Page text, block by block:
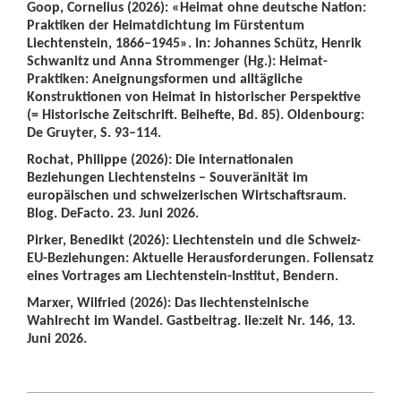
Goop, Cornelius (2026): «Heimat ohne deutsche Nation:
Praktiken der Heimatdichtung im Fürstentum
Liechtenstein, 1866–1945». In: Johannes Schütz, Henrik
Schwanitz und Anna Strommenger (Hg.): Heimat-
Praktiken: Aneignungsformen und alltägliche
Konstruktionen von Heimat in historischer Perspektive
(= Historische Zeitschrift. Beihefte, Bd. 85). Oldenbourg:
De Gruyter, S. 93–114.
Rochat, Philippe (2026): Die internationalen
Beziehungen Liechtensteins – Souveränität im
europäischen und schweizerischen Wirtschaftsraum.
Blog. DeFacto. 23. Juni 2026.
Pirker, Benedikt (2026): Liechtenstein und die Schweiz-
EU-Beziehungen: Aktuelle Herausforderungen. Foliensatz
eines Vortrages am Liechtenstein-Institut, Bendern.
Marxer, Wilfried (2026): Das liechtensteinische
Wahlrecht im Wandel. Gastbeitrag. lie:zeit Nr. 146, 13.
Juni 2026.